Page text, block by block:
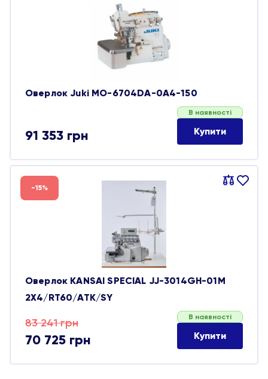
Оверлок Juki MO-6704DA-0A4-150
91 353 грн
В наявності
Купити
Порівняти
В
-15%
Оверлок KANSAI SPECIAL JJ-3014GH-01M
2Х4/RT60/ATK/SY
83 241грн
Оригінальна
ціна:
83 241 грн.
70 725 грн
Поточна
ціна:
70 725 грн.
В наявності
Купити